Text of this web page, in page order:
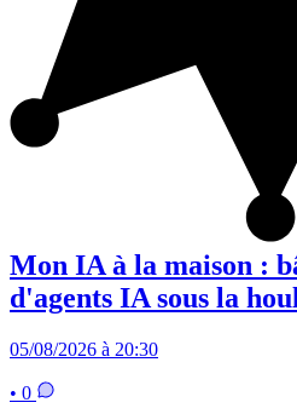
Mon IA à la maison :
d'agents IA sous la
05/08/2026 à 20:30
• 0